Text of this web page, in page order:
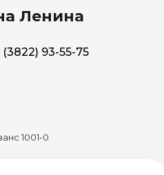
Ленина
(3822) 93-55-75
1001-0